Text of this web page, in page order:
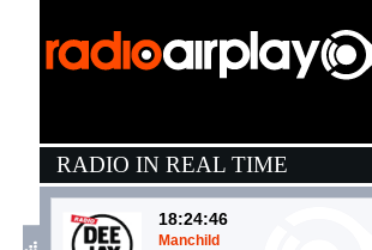
RADIO IN REAL TIME
18:24:46
Manchild